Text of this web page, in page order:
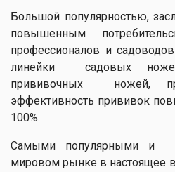
Большой популярностью,
повышенным
профессионалов и
линейки садовых
прививочных ножей,
эффективность прививок
100%.
Самыми популярными и
мировом рынке в настоящее